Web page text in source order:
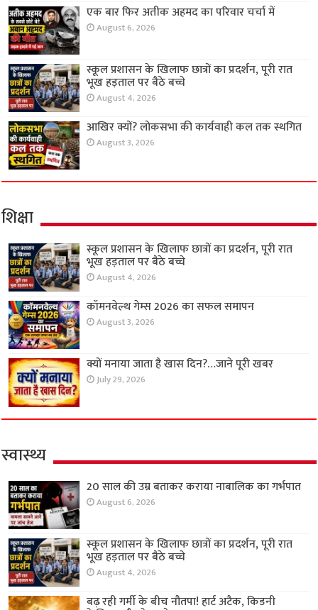
एक बार फिर अतीक अहमद का परिवार चर्चा में
August 6, 2026
स्कूल प्रशासन के खिलाफ छात्रों का प्रदर्शन, पूरी रात
भूख हड़ताल पर बैठे बच्चे
August 4, 2026
आखिर क्यों? लोकसभा की कार्यवाही कल तक स्थगित
August 3, 2026
शिक्षा
स्कूल प्रशासन के खिलाफ छात्रों का प्रदर्शन, पूरी रात
भूख हड़ताल पर बैठे बच्चे
August 4, 2026
कॉमनवेल्थ गेम्स 2026 का सफल समापन
August 3, 2026
क्यों मनाया जाता है खास दिन?…जाने पूरी खबर
July 29, 2026
स्वास्थ्य
20 साल की उम्र बताकर कराया नाबालिक का गर्भपात
August 6, 2026
स्कूल प्रशासन के खिलाफ छात्रों का प्रदर्शन, पूरी रात
भूख हड़ताल पर बैठे बच्चे
August 4, 2026
बढ़ रही गर्मी के बीच नौतपा! हार्ट अटैक, किडनी